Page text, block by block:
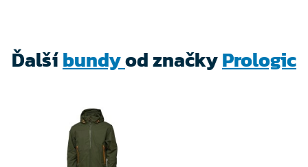
Ďalšíbundyod značkyPrologic